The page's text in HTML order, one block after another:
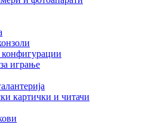
играње
картички и читачи